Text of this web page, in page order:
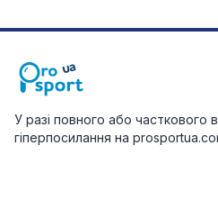
У разі повного або часткового
гіперпосилання на